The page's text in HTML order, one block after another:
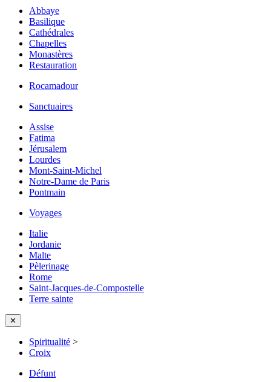
Abbaye
Basilique
Cathédrales
Chapelles
Monastères
Restauration
Rocamadour
Sanctuaires
Assise
Fatima
Jérusalem
Lourdes
Mont-Saint-Michel
Notre-Dame de Paris
Pontmain
Voyages
Italie
Jordanie
Malte
Pèlerinage
Rome
Saint-Jacques-de-Compostelle
Terre sainte
✕
Spiritualité >
Croix
Défunt